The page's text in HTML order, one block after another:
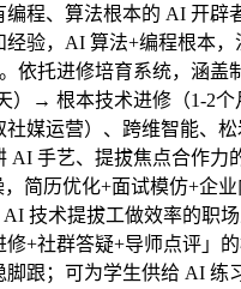
程、算法根本的 AI 开
验，AI 算法+编程根本
依托进修培育系统，涵
）→ 根本技术进修（1-2
媒运营）、跨维智能、
手艺、提拔焦点合作
简历优化+面试模仿+企
技术提拔工做效率的职
+社群答疑+导师点评
跟；可为学生供给 AI